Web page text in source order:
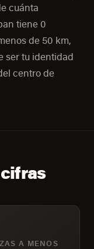
cuánta
tiene 0
de 50 km,
ser tu identidad
centro de
A MENOS